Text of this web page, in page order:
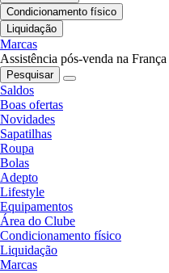
Condicionamento físico
Liquidação
Marcas
Assistência pós-venda na França
Pesquisar
Saldos
Boas ofertas
Novidades
Sapatilhas
Roupa
Bolas
Adepto
Lifestyle
Equipamentos
Área do Clube
Condicionamento físico
Liquidação
Marcas